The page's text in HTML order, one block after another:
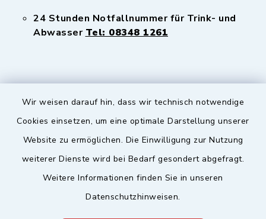
Wir weisen darauf hin, dass wir technisch notwendige
Cookies einsetzen, um eine optimale Darstellung unserer
Website zu ermöglichen. Die Einwilligung zur Nutzung
weiterer Dienste wird bei Bedarf gesondert abgefragt.
Weitere Informationen finden Sie in unseren
Datenschutzhinweisen.
24 Stunden Notfallnummer für Trink- und
Abwasser Tel: 08348 1261
Sicherer Kontakt
Datenschutz